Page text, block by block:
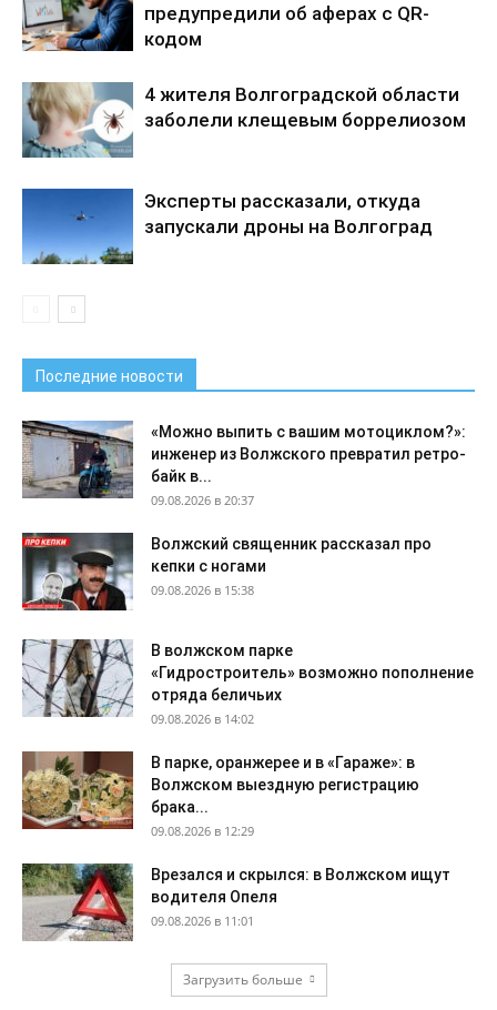
предупредили об аферах с QR-
кодом
4 жителя Волгоградской области
заболели клещевым боррелиозом
Эксперты рассказали, откуда
запускали дроны на Волгоград
Последние новости
«Можно выпить с вашим мотоциклом?»:
инженер из Волжского превратил ретро-
байк в...
09.08.2026 в 20:37
Волжский священник рассказал про
кепки с ногами
09.08.2026 в 15:38
В волжском парке
«Гидростроитель» возможно пополнение
отряда беличьих
09.08.2026 в 14:02
В парке, оранжерее и в «Гараже»: в
Волжском выездную регистрацию
брака...
09.08.2026 в 12:29
Врезался и скрылся: в Волжском ищут
водителя Опеля
09.08.2026 в 11:01
Загрузить больше